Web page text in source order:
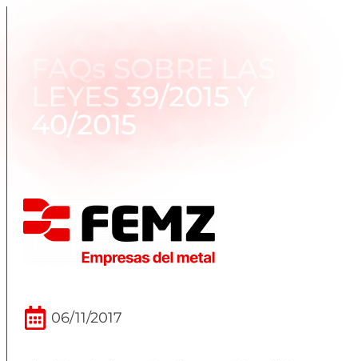
FAQs SOBRE LAS
LEYES 39/2015 Y
40/2015
06/11/2017